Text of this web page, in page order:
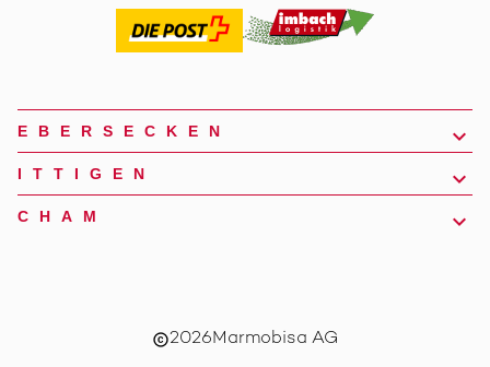
EBERSECKEN
ITTIGEN
CHAM
copyright2026Marmobisa AG